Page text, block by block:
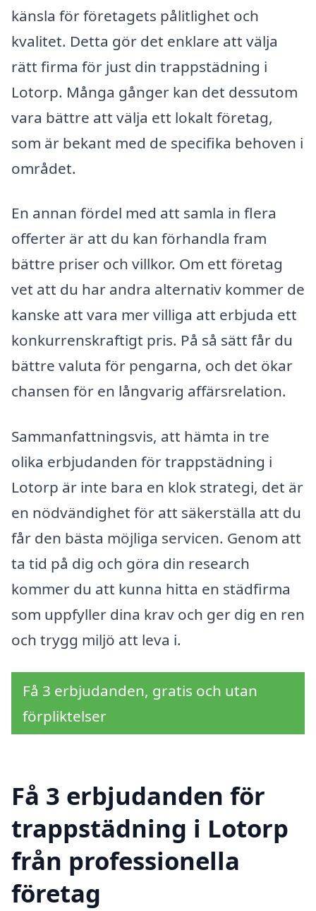
känsla för företagets pålitlighet och
kvalitet. Detta gör det enklare att välja
rätt firma för just din trappstädning i
Lotorp. Många gånger kan det dessutom
vara bättre att välja ett lokalt företag,
som är bekant med de specifika behoven i
området.
En annan fördel med att samla in flera
offerter är att du kan förhandla fram
bättre priser och villkor. Om ett företag
vet att du har andra alternativ kommer de
kanske att vara mer villiga att erbjuda ett
konkurrenskraftigt pris. På så sätt får du
bättre valuta för pengarna, och det ökar
chansen för en långvarig affärsrelation.
Sammanfattningsvis, att hämta in tre
olika erbjudanden för trappstädning i
Lotorp är inte bara en klok strategi, det är
en nödvändighet för att säkerställa att du
får den bästa möjliga servicen. Genom att
ta tid på dig och göra din research
kommer du att kunna hitta en städfirma
som uppfyller dina krav och ger dig en ren
och trygg miljö att leva i.
Få 3 erbjudanden, gratis och utan
förpliktelser
Få 3 erbjudanden för
trappstädning i Lotorp
från professionella
företag